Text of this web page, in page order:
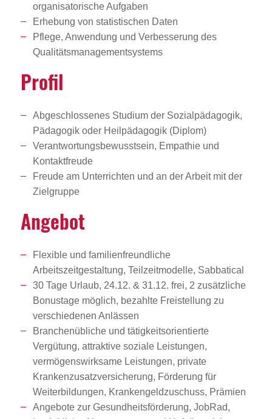
organisatorische Aufgaben
Erhebung von statistischen Daten
Pflege, Anwendung und Verbesserung des
Qualitätsmanagementsystems
Profil
Abgeschlossenes Studium der Sozialpädagogik,
Pädagogik oder Heilpädagogik (Diplom)
Verantwortungsbewusstsein, Empathie und
Kontaktfreude
Freude am Unterrichten und an der Arbeit mit der
Zielgruppe
Angebot
Flexible und familienfreundliche
Arbeitszeitgestaltung, Teilzeitmodelle, Sabbatical
30 Tage Urlaub, 24.12. & 31.12. frei, 2 zusätzliche
Bonustage möglich, bezahlte Freistellung zu
verschiedenen Anlässen
Branchenübliche und tätigkeitsorientierte
Vergütung, attraktive soziale Leistungen,
vermögenswirksame Leistungen, private
Krankenzusatzversicherung, Förderung für
Weiterbildungen, Krankengeldzuschuss, Prämien
Angebote zur Gesundheitsförderung, JobRad,